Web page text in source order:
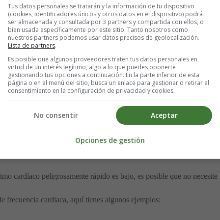
prueba de la actividad eléctrica del corazón, conocida como
piernas y pecho. Estos están conectados a una máquina que
la prueba para ver cómo afecta su corazón. Esto puede ayudar a
uno de los genes defectuosos que causan el síndrome de
hay cosas que pueden reducir su riesgo de experimentar
cardíaco peligrosamente rápido es bajo, es posible que no
frecuencia cardiaca, aquí tienes algunos ejemplos:
Tus datos personales se tratarán y la información de tu dispositivo
(cookies, identificadores únicos y otros datos en el dispositivo) podrá
ser almacenada y consultada por 3 partners y compartida con ellos, o
bien usada específicamente por este sitio. Tanto nosotros como
nuestros partners podemos usar datos precisos de geolocalización.
Lista de partners.
Es posible que algunos proveedores traten tus datos personales en
virtud de un interés legítimo, algo a lo que puedes oponerte
gestionando tus opciones a continuación. En la parte inferior de esta
página o en el menú del sitio, busca un enlace para gestionar o retirar el
consentimiento en la configuración de privacidad y cookies.
Aceptar
No consentir
Opciones de gestión